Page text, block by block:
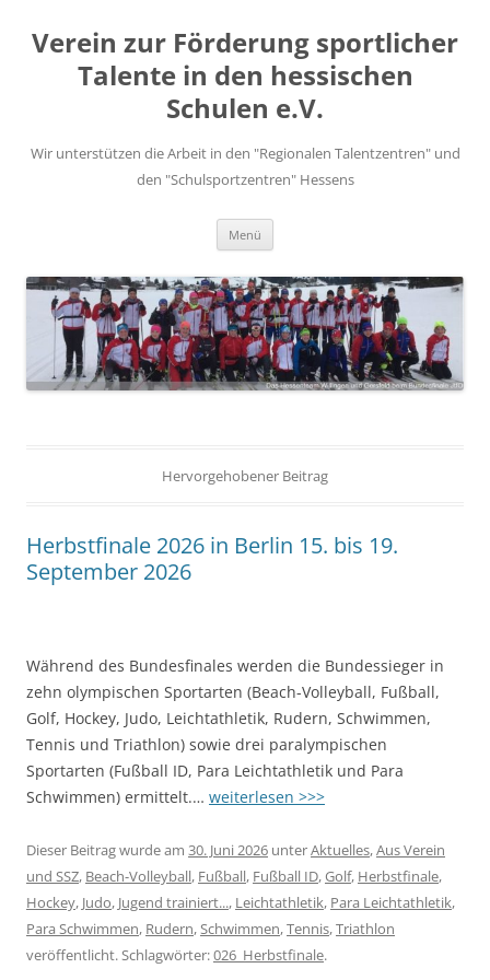
springen
Verein zur Förderung sportlicher
Talente in den hessischen
Schulen e.V.
Wir unterstützen die Arbeit in den "Regionalen Talentzentren" und
den "Schulsportzentren" Hessens
Menü
Hervorgehobener Beitrag
Herbstfinale 2026 in Berlin 15. bis 19.
September 2026
Während des Bundesfinales werden die Bundessieger in
zehn olympischen Sportarten (Beach-Volleyball, Fußball,
Golf, Hockey, Judo, Leichtathletik, Rudern, Schwimmen,
Tennis und Triathlon) sowie drei paralympischen
Sportarten (Fußball ID, Para Leichtathletik und Para
Schwimmen) ermittelt.… weiterlesen >>>
Dieser Beitrag wurde am 30. Juni 2026 unterAktuelles,Aus Verein
und SSZ, Beach-Volleyball, Fußball, Fußball ID,Golf, Herbstfinale,
Hockey, Judo, Jugend trainiert..., Leichtathletik, Para Leichtathletik,
Para Schwimmen, Rudern,Schwimmen,Tennis,Triathlon
veröffentlicht. Schlagwörter:026_Herbstfinale.